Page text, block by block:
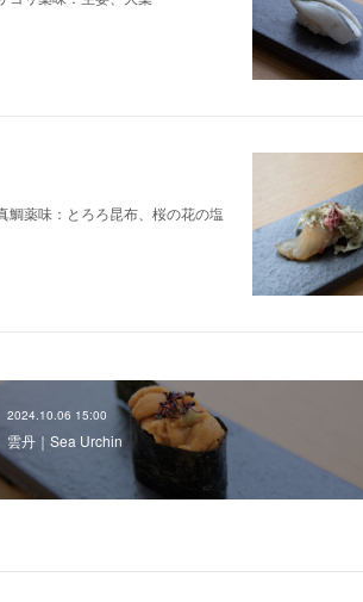
鯛薬味：とろろ昆布、桜の花の塩
2024.10.06 15:00
雲丹｜Sea Urchin